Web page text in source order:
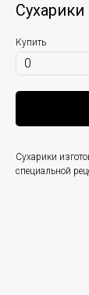
Купить
Сухарики
специальной